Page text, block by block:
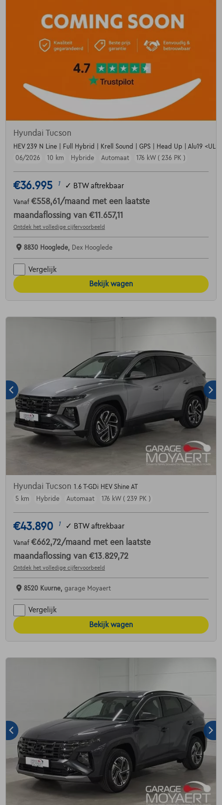
Hyundai Tucson
HEV 239 N Line | Full Hybrid | Krell Sound | GPS | Head Up | Alu19
06/2026
10 km Hybride Automaat 176 kW ( 236 PK )
€36.995 1 ✓ BTW aftrekbaar
Vanaf €558,61 /maand met een laatste
maandaflossing van €11.657,11
Ontdek het volledige cijfervoorbeeld
8830 Hooglede, Dex Hooglede
Vergelijk
Bekijk wagen
Hyundai Tucson 1.6 T-GDi HEV Shine AT
5 km
Hybride Automaat 176 kW ( 239 PK )
€43.890 1 ✓ BTW aftrekbaar
Vanaf €662,72/maand met een laatste
maandaflossing van €13.829,72
Ontdek het volledige cijfervoorbeeld
8520 Kuurne, garage Moyaert
Vergelijk
Bekijk wagen